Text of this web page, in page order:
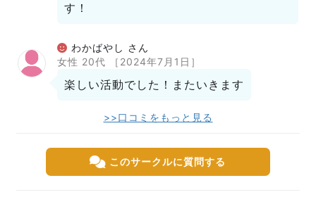
す！
わかばやし さん
女性 20代
［2024年7月1日］
楽しい活動でした！またいきます
>>口コミをもっと見る
このサークルに質問する